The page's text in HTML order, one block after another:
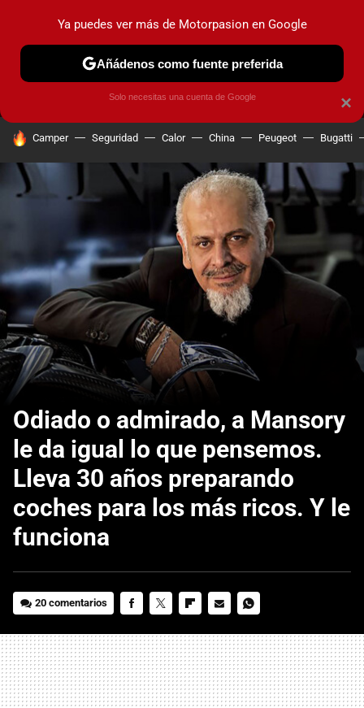
MENÚ NUEVO
COCHES ELÉCTRICOS OBSERVATORIO
HOY SE HABLA DE
Camper Seguridad Calor China Peugeot Bugatti
Odiado o admirado, a Mansory
le da igual lo que pensemos.
Lleva 30 años preparando
coches para los más ricos. Y le
funciona
20 comentarios
MAIL
×
Ya puedes ver más de Motorpasion en Google
Añádenos como fuente preferida
Solo necesitas una cuenta de Google